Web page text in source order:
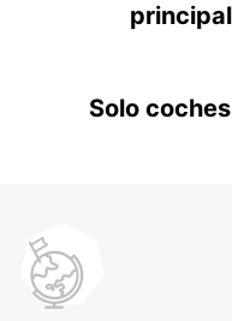
Solo